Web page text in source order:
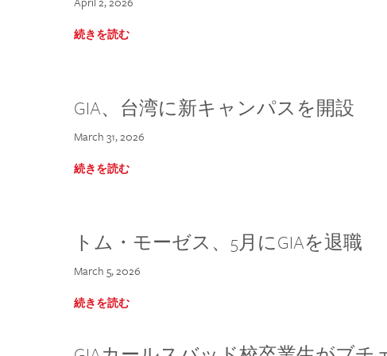
続きを読む
GIA、台湾に新キャンパスを開設
March 31, 2026
続きを読む
トム・モーゼス、5月にGIAを退職
March 5, 2026
続きを読む